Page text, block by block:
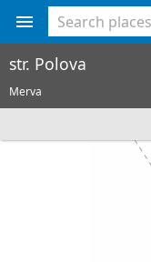
str. Polova
Merva
<%